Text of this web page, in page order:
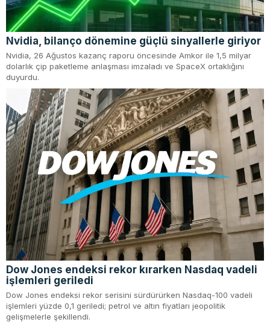
Nvidia, bilanço dönemine güçlü sinyallerle giriyor
Nvidia, 26 Ağustos kazanç raporu öncesinde Amkor ile 1,5 milyar
dolarlık çip paketleme anlaşması imzaladı ve SpaceX ortaklığını
duyurdu.
Dow Jones endeksi rekor kırarken Nasdaq vadeli
işlemleri geriledi
Dow Jones endeksi rekor serisini sürdürürken Nasdaq-100 vadeli
işlemleri yüzde 0,1 geriledi; petrol ve altın fiyatları jeopolitik
gelişmelerle şekillendi.